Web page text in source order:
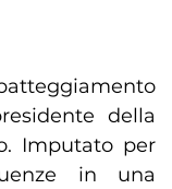
della
Imputato per
in una